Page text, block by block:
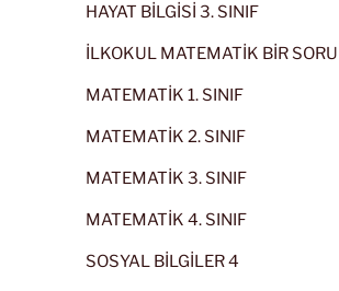
HAYAT BİLGİSİ 3. SINIF
İLKOKUL MATEMATİK BİR
MATEMATİK 1. SINIF
MATEMATİK 2. SINIF
MATEMATİK 3. SINIF
MATEMATİK 4. SINIF
SOSYAL BİLGİLER 4